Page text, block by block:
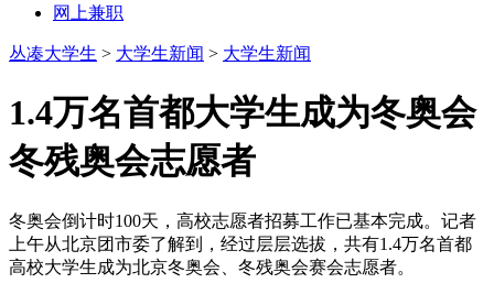
网上兼职
丛凑大学生 > 大学生新闻 > 大学生新闻
1.4万名首都大学生成为冬奥会
冬残奥会志愿者
冬奥会倒计时100天，高校志愿者招募工作已基本完成。记者
上午从北京团市委了解到，经过层层选拔，共有1.4万名首都
高校大学生成为北京冬奥会、冬残奥会赛会志愿者。